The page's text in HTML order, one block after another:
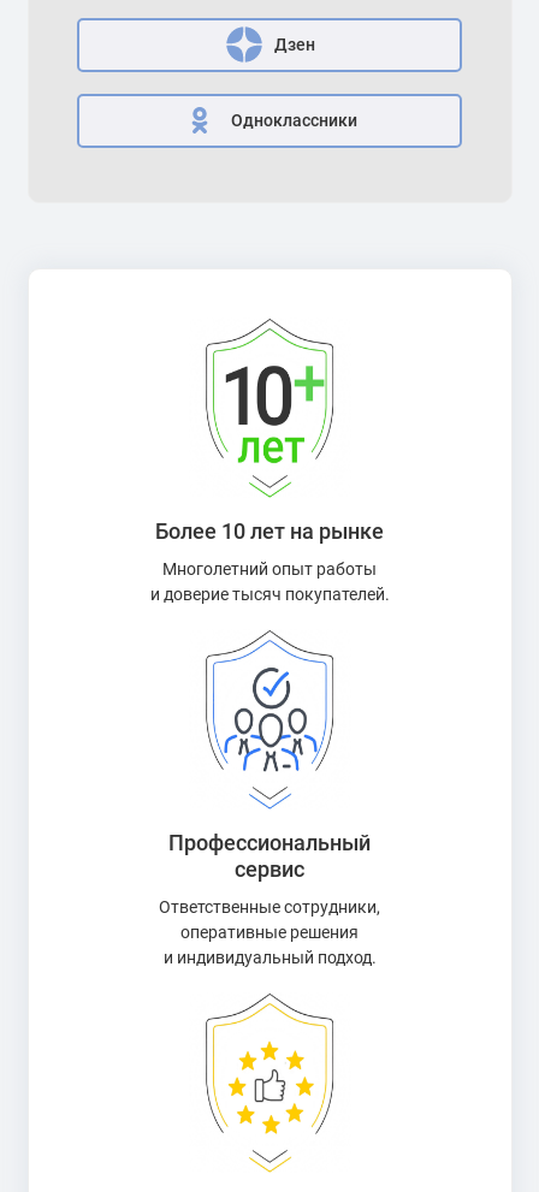
Дзен
Одноклассники
Более 10 лет на рынке
Многолетний опыт работы
и доверие тысяч покупателей.
Профессиональный
сервис
Ответственные сотрудники,
оперативные решения
и индивидуальный подход.